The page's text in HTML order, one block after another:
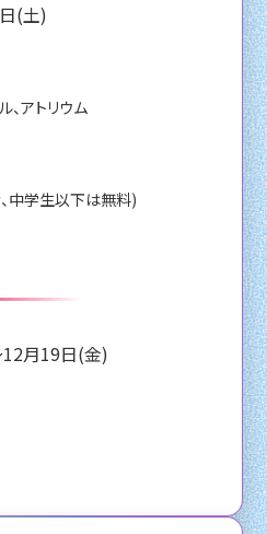
(土)
アトリウム
中学生以下は無料)
月19日(金)